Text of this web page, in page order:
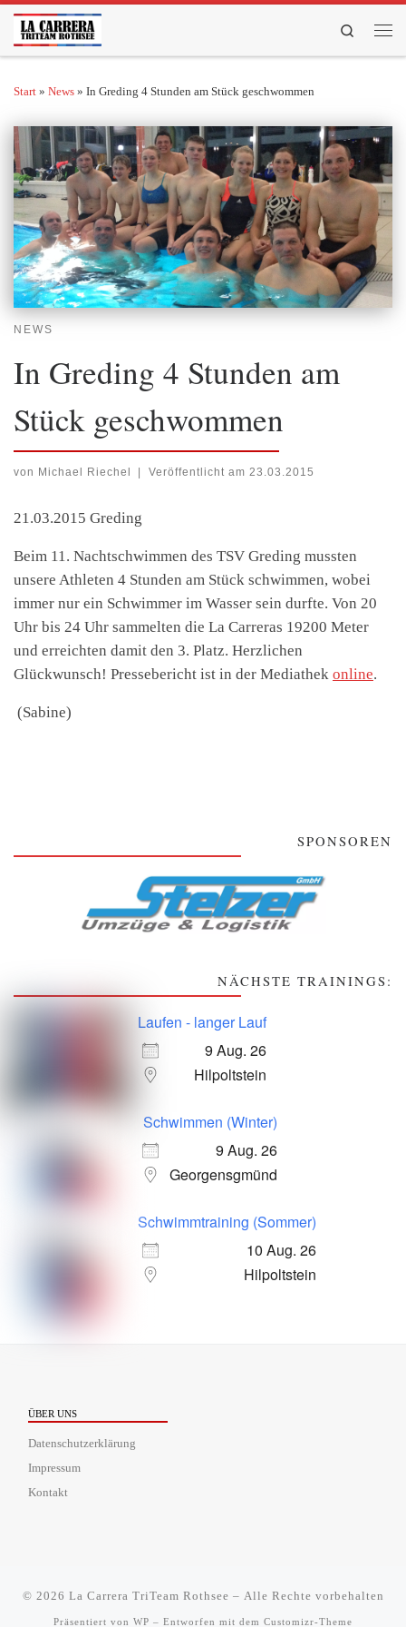
Zum Inhalt springen
Search
Start » News » In Greding 4 Stunden am Stück geschwommen
NEWS
In Greding 4 Stunden am
Stück geschwommen
von Michael Riechel Veröffentlicht am 23.03.2015
21.03.2015 Greding
Beim 11. Nachtschwimmen des TSV Greding mussten
unsere Athleten 4 Stunden am Stück schwimmen, wobei
immer nur ein Schwimmer im Wasser sein durfte. Von 20
Uhr bis 24 Uhr sammelten die La Carreras 19200 Meter
und erreichten damit den 3. Platz. Herzlichen
Glückwunsch! Pressebericht ist in der Mediathek online.
(Sabine)
SPONSOREN
NÄCHSTE TRAININGS:
Laufen - langer Lauf
9 Aug. 26
Hilpoltstein
Schwimmen (Winter)
9 Aug. 26
Georgensgmünd
Schwimmtraining (Sommer)
10 Aug. 26
Hilpoltstein
ÜBER UNS
Datenschutzerklärung
Impressum
Kontakt
© 2026 La Carrera TriTeam Rothsee – Alle Rechte vorbehalten
Präsentiert von WP – Entworfen mit dem Customizr-Theme